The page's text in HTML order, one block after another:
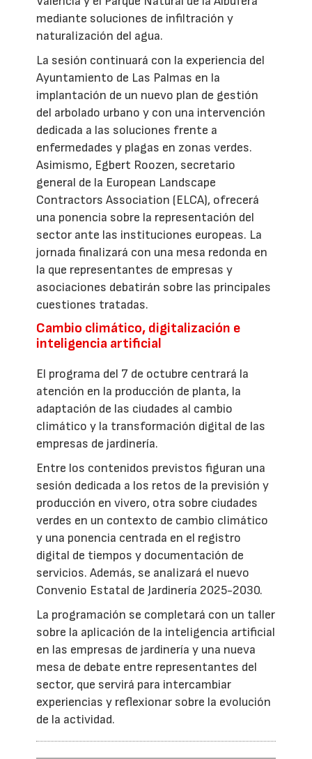
mediante soluciones de infiltración y
naturalización del agua.
La sesión continuará con la experiencia del
Ayuntamiento de Las Palmas en la
implantación de un nuevo plan de gestión
del arbolado urbano y con una intervención
dedicada a las soluciones frente a
enfermedades y plagas en zonas verdes.
Asimismo, Egbert Roozen, secretario
general de la European Landscape
Contractors Association (ELCA), ofrecerá
una ponencia sobre la representación del
sector ante las instituciones europeas. La
jornada finalizará con una mesa redonda en
la que representantes de empresas y
asociaciones debatirán sobre las principales
cuestiones tratadas.
Cambio climático, digitalización e
inteligencia artificial
El programa del 7 de octubre centrará la
atención en la producción de planta, la
adaptación de las ciudades al cambio
climático y la transformación digital de las
empresas de jardinería.
Entre los contenidos previstos figuran una
sesión dedicada a los retos de la previsión y
producción en vivero, otra sobre ciudades
verdes en un contexto de cambio climático
y una ponencia centrada en el registro
digital de tiempos y documentación de
servicios. Además, se analizará el nuevo
Convenio Estatal de Jardinería 2025-2030.
La programación se completará con un taller
sobre la aplicación de la inteligencia artificial
en las empresas de jardinería y una nueva
mesa de debate entre representantes del
sector, que servirá para intercambiar
experiencias y reflexionar sobre la evolución
de la actividad.